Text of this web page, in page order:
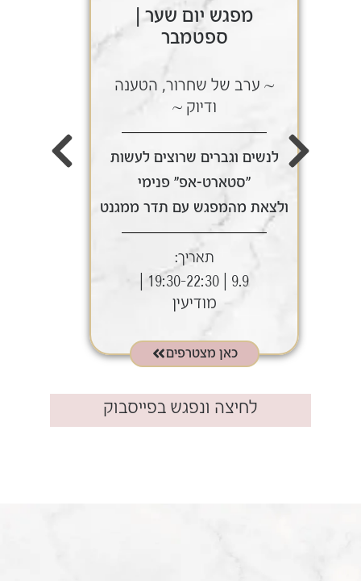
מפגש יום שער |
ספטמבר
~ ערב של שחרור, הטענה
ודיוק ~
לנשים וגברים שרוצים לעשות
"סטארט-אפ" פנימי
ולצאת מהמפגש עם תדר ממגנט
תאריך:
מודיעין
כאן מצטרפים
לחיצה ונפגש בפייסבוק​